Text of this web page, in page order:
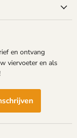
en ontvang
viervoeter en als